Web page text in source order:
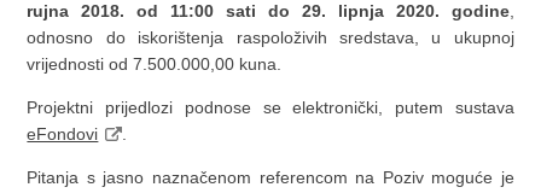
rujna 2018. od 11:00 sati do 29. lipnja 2020. godine,
odnosno do iskorištenja raspoloživih sredstava, u ukupnoj
vrijednosti od 7.500.000,00 kuna.
Projektni prijedlozi podnose se elektronički, putem sustava
eFondovi
Pitanja s jasno naznačenom referencom na Poziv moguće je